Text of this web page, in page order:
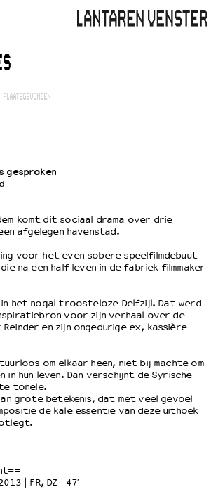
Onderwijs
MBO
gesproken
komt dit sociaal drama over drie
afgelegen havenstad.
voor het even sobere speelfilmdebuut
die na een half leven in de fabriek filmmaker
in het nogal troosteloze Delfzijl. Dat werd
voor zijn verhaal over de
en zijn ongedurige ex, kassière
om elkaar heen, niet bij machte om
hun leven. Dan verschijnt de Syrische
tonele.
grote betekenis, dat met veel gevoel
de kale essentie van deze uithoek
| FR, DZ | 47′